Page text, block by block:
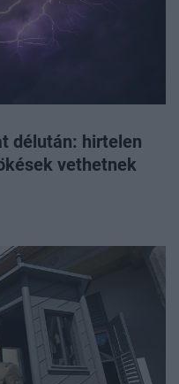
délután: hirtelen
vethetnek